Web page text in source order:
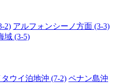
2) アルフォンシーノ方面 (3-3)
域 (3-5)
タウイ泊地沖 (7-2) ペナン島沖